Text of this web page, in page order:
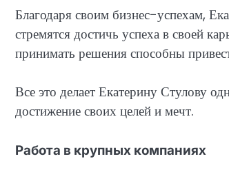
Благодаря своим бизнес-успехам,
стремятся достичь успеха в своей
принимать решения способны
Все это делает Екатерину Стулову
достижение своих целей и мечт.
Работа в крупных компаниях